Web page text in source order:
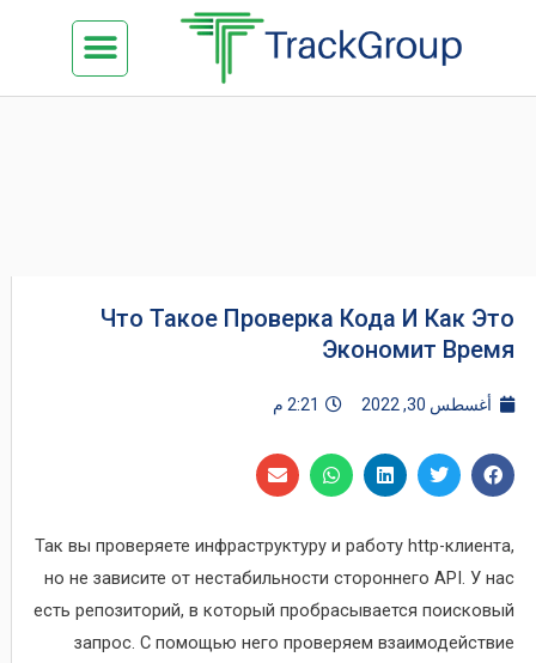
Menu
Что Такое Проверка Кода И Как Это
Экономит Время
أغسطس 30, 2022 2:21 م
Так вы проверяете инфраструктуру и работу http-клиента,
но не зависите от нестабильности стороннего API. У нас
есть репозиторий, в который пробрасывается поисковый
запрос. С помощью него проверяем взаимодействие